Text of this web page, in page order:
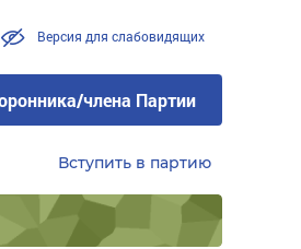
Версия для слабовидящих
члена Партии
Вступить в партию